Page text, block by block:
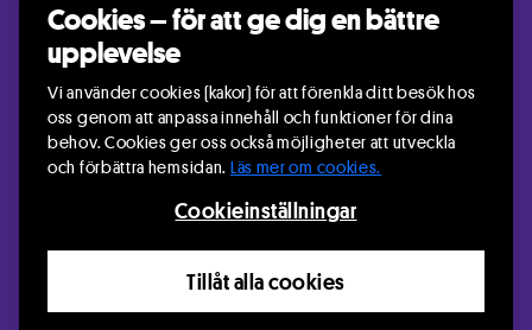
Cookies – för att ge dig en bättre
upplevelse
Vi använder cookies (kakor) för att förenkla ditt besök hos
oss genom att anpassa innehåll och funktioner för dina
behov. Cookies ger oss också möjligheter att utveckla
och förbättra hemsidan. Läs mer om cookies.
Cookieinställningar
Tillåt alla cookies
Scenkonst Östersund – en del av Riksteatern
83130 ÖSTERSUND
info@scenkonstostersund.se
© Scenkonst Östersund – en del av Riksteatern 2026.
Information om hur Riksteatern behandlar personuppgifter